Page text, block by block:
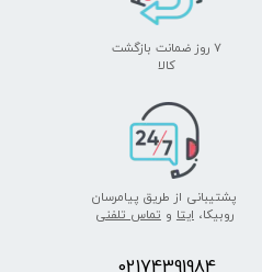
پشتیبانی از طریق پیامرسان
روبیکا،ایتا وتماس تلفنی
۷ روز ضمانت بازگشت
​​​​​​​کالا